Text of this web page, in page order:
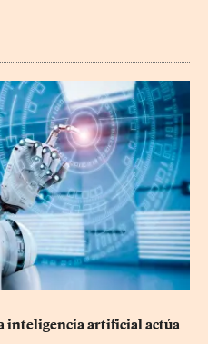
inteligencia artificial actúa